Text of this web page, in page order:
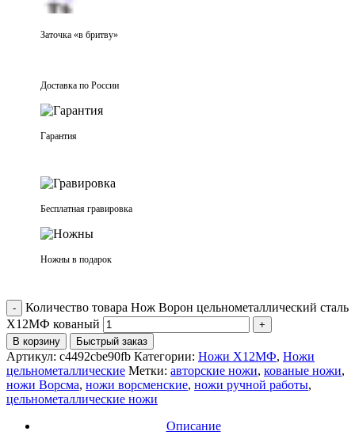
Заточка «в бритву»
Доставка по России
Гарантия
Бесплатная гравировка
Ножны в подарок
Количество товара Нож Ворон цельнометаллический сталь
Х12МФ кованый
В корзину Быстрый заказ
Артикул: c4492cbe90fb Категории: Ножи Х12МФ, Ножи
цельнометаллические Метки: авторские ножи, кованые ножи,
ножи Ворсма, ножи ворсменские, ножи ручной работы,
цельнометаллические ножи
Описание